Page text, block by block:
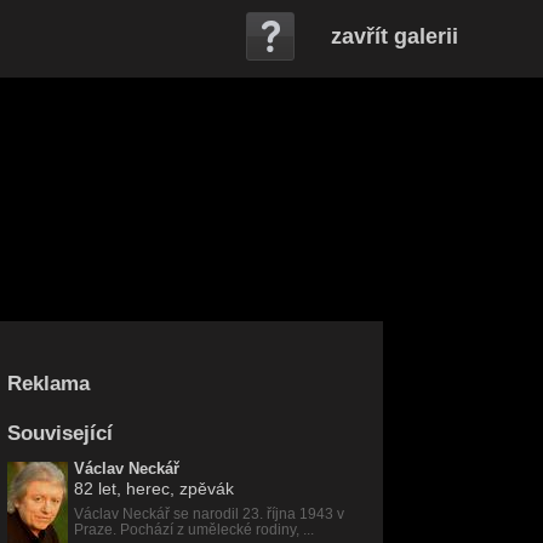
zavřít galerii
Reklama
Související
Václav Neckář
82 let , herec, zpěvák
Václav Neckář se narodil 23. října 1943 v
Praze. Pochází z umělecké rodiny, ...